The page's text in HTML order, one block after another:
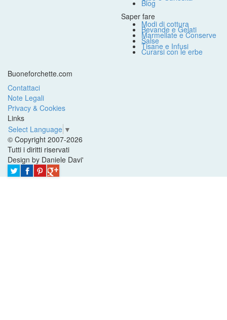
Blog
Saper fare
Modi di cottura
Bevande e Gelati
Marmellate e Conserve
Salse
Tisane e Infusi
Curarsi con le erbe
Buoneforchette.com
Contattaci
Note Legali
Privacy & Cookies
Links
Select Language ▼
© Copyright 2007-2026
Tutti i diritti riservati
Design by Daniele Davi'